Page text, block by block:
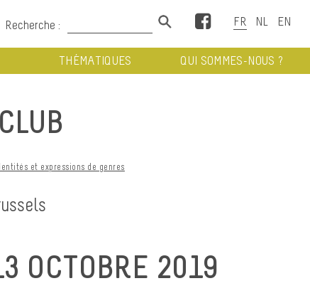
Recherche : Facebook
THÉMATIQUES QUI SOMMES-NOUS ?
et expressions de genres
OCTOBRE 2019